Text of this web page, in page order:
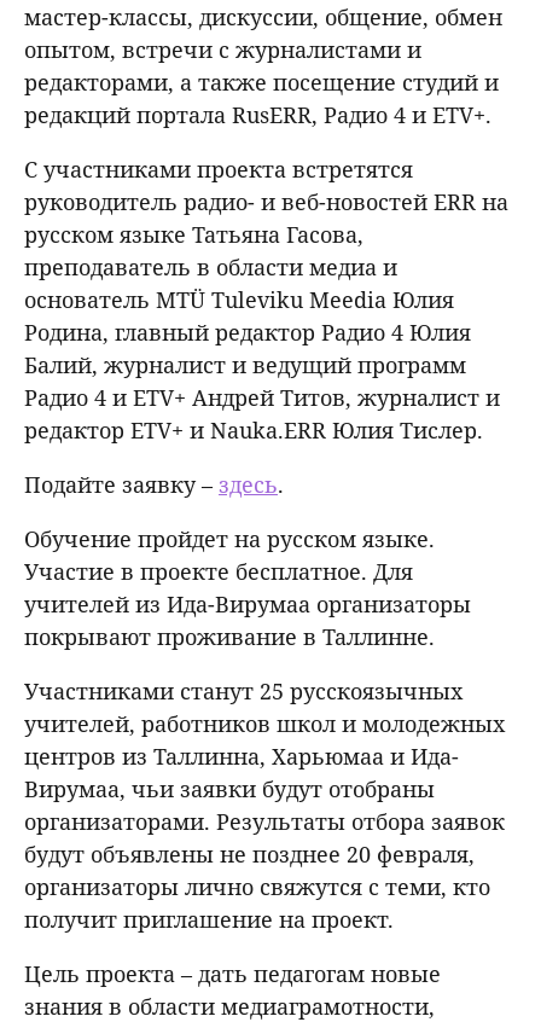
мастер-классы, дискуссии, общение, обмен
опытом, встречи с журналистами и
редакторами, а также посещение студий и
редакций портала RusERR, Радио 4 и ETV+.
С участниками проекта встретятся
руководитель радио- и веб-новостей ERR на
русском языке Татьяна Гасова,
преподаватель в области медиа и
основатель MTÜ Tuleviku Meedia Юлия
Родина, главный редактор Радио 4 Юлия
Балий, журналист и ведущий программ
Радио 4 и ETV+ Андрей Титов, журналист и
редактор ETV+ и Nauka.ERR Юлия Тислер.
Подайте заявку – здесь.
Обучение пройдет на русском языке.
Участие в проекте бесплатное. Для
учителей из Ида-Вирумаа организаторы
покрывают проживание в Таллинне.
Участниками станут 25 русскоязычных
учителей, работников школ и молодежных
центров из Таллинна, Харьюмаа и Ида-
Вирумаа, чьи заявки будут отобраны
организаторами. Результаты отбора заявок
будут объявлены не позднее 20 февраля,
организаторы лично свяжутся с теми, кто
получит приглашение на проект.
Цель проекта – дать педагогам новые
знания в области медиаграмотности,